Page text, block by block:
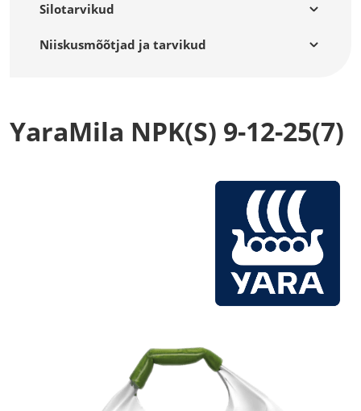
Silotarvikud
Niiskusmõõtjad ja tarvikud
YaraMila NPK(S) 9-12-25(7)